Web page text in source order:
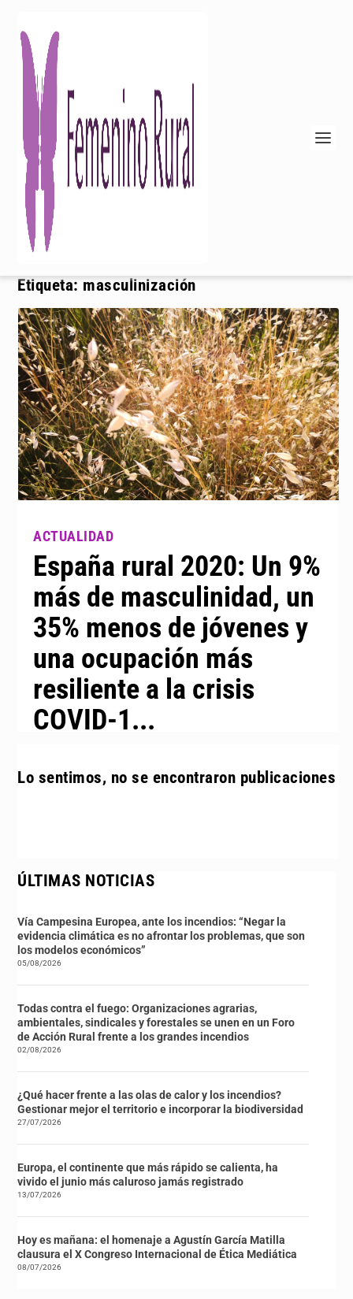
Etiqueta: masculinización
España rural 2020: Un 9%
más de masculinidad, un
35% menos de jóvenes y
una ocupación más
resiliente a la crisis
COVID-1...
Lo sentimos, no se encontraron publicaciones
ÚLTIMAS NOTICIAS
Vía Campesina Europea, ante los incendios: “Negar la
evidencia climática es no afrontar los problemas, que son
los modelos económicos”
05/08/2026
Todas contra el fuego: Organizaciones agrarias,
ambientales, sindicales y forestales se unen en un Foro
de Acción Rural frente a los grandes incendios
02/08/2026
¿Qué hacer frente a las olas de calor y los incendios?
Gestionar mejor el territorio e incorporar la biodiversidad
27/07/2026
Europa, el continente que más rápido se calienta, ha
vivido el junio más caluroso jamás registrado
13/07/2026
Hoy es mañana: el homenaje a Agustín García Matilla
clausura el X Congreso Internacional de Ética Mediática
08/07/2026